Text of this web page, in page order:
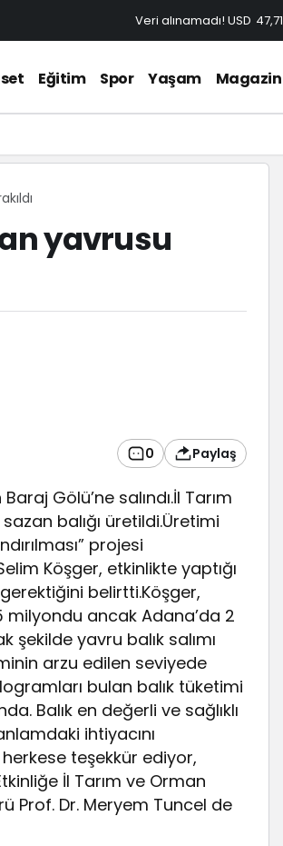
Veri alınamadı! USD 47,71
Eğitim Spor Yaşam Magazin
yavrusu
0 Paylaş
Gölü’ne salındı.İl Tarım
balığı üretildi.Üretimi
projesi
Köşger, etkinlikte yaptığı
belirtti.Köşger,
milyondu ancak Adana’da 2
yavru balık salımı
arzu edilen seviyede
bulan balık tüketimi
Balık en değerli ve sağlıklı
ihtiyacını
teşekkür ediyor,
İl Tarım ve Orman
Prof. Dr. Meryem Tuncel de